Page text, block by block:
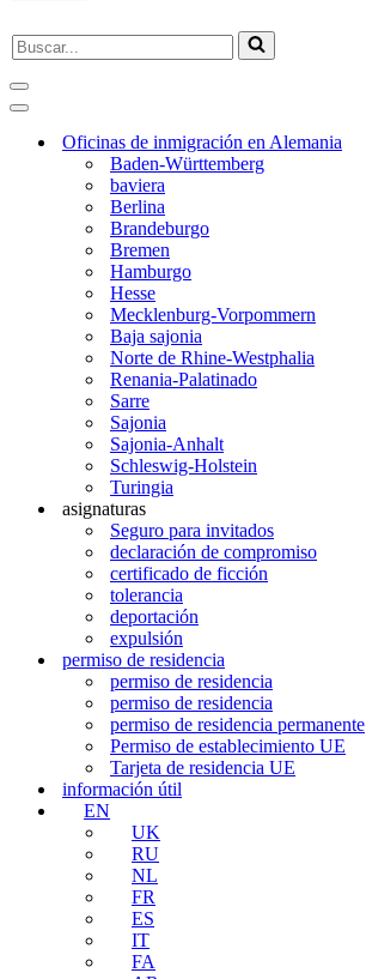
Buscar...
Menú
de
Menú
NavegaciónOficinas de inmigración en Alemania
Baden-Württemberg
baviera
Berlina
Brandeburgo
Bremen
Hamburgo
Hesse
Mecklenburg-Vorpommern
Baja sajonia
Norte de Rhine-Westphalia
Renania-Palatinado
Sarre
Sajonia
Sajonia-Anhalt
Schleswig-Holstein
Turingia
asignaturas
Seguro para invitados
declaración de compromiso
certificado de ficción
tolerancia
deportación
expulsión
permiso de residencia
permiso de residencia
permiso de residencia
permiso de residencia permanente
Permiso de establecimiento UE
Tarjeta de residencia UE
información útil
EN
UK
RU
NL
FR
ES
IT
FA